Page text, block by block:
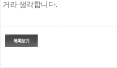
거라 생각합니다.